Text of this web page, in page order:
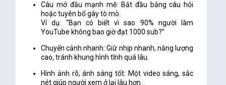
Câu mở đầu mạnh mẽ: Bắt đầu bằng câu hỏi
hoặc tuyên bố gây tò mò.
Ví dụ: “Bạn có biết vì sao 90% người làm
YouTube không bao giờ đạt 1000 sub?”
Chuyển cảnh nhanh: Giữ nhịp nhanh, năng lượng
cao, tránh khung hình tĩnh quá lâu.
Hình ảnh rõ, ánh sáng tốt: Một video sáng, sắc
nét giúp người xem ở lại lâu hơn.